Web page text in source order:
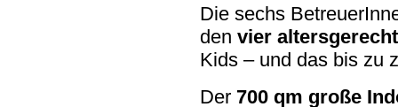
Die sechs
den vier
Kids – und das bis zu
Der 700 qm große